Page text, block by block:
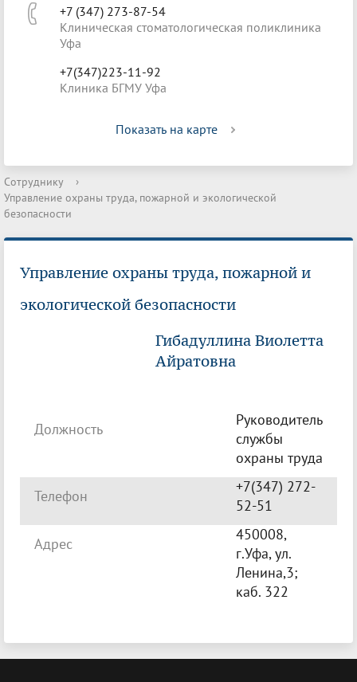
+7 (347) 273-87-54
Клиническая стоматологическая поликлиника
Уфа
+7(347)223-11-92
Клиника БГМУ Уфа
Показать на карте
Сотруднику
›
Управление охраны труда, пожарной и экологической
безопасности
Управление охраны труда, пожарной и
экологической безопасности
Гибадуллина Виолетта
Айратовна
Должность
Руководитель
службы
охраны труда
Телефон
+7(347) 272-
52-51
Адрес
450008,
г.Уфа, ул.
Ленина,3;
каб. 322